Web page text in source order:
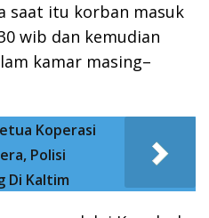
saat itu korban masuk
wib dan kemudian
kamar masing–
Koperasi
Polisi
Di Kaltim